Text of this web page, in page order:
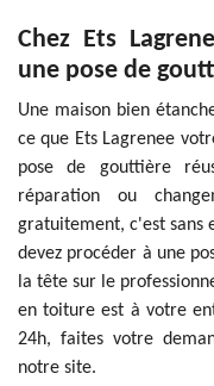
Chez Ets
une pose de
Une maison bien
ce que Ets Lagrenee
pose de gouttière
réparation ou
gratuitement, c'est sans
devez procéder à une
la tête sur le
en toiture est à votre
24h, faites votre
notre site.